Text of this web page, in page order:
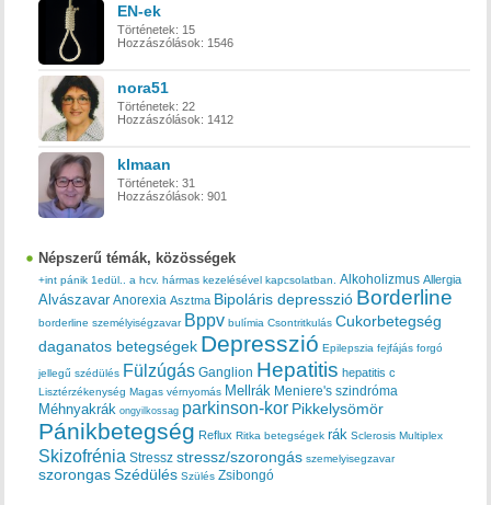
EN-ek
Történetek: 15
Hozzászólások: 1546
nora51
Történetek: 22
Hozzászólások: 1412
klmaan
Történetek: 31
Hozzászólások: 901
Népszerű témák, közösségek
+int pánik 1edül.. a hcv. hármas kezelésével kapcsolatban. Alkoholizmus Allergia
Alvászavar Anorexia Asztma Bipoláris depresszió Borderline
borderline személyiségzavar Bppv bulímia Csontritkulás Cukorbetegség
daganatos betegségek Depresszió Epilepszia fejfájás forgó
jellegű szédülés Fülzúgás Ganglion Hepatitis hepatitis c
Lisztérzékenység Magas vérnyomás Mellrák Meniere's szindróma
Méhnyakrák ongyilkossag parkinson-kor Pikkelysömör
Pánikbetegség Reflux Ritka betegségek rák Sclerosis Multiplex
Skizofrénia Stressz stressz/szorongás szemelyisegzavar
szorongas Szédülés Szülés Zsibongó